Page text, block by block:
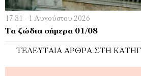
17:31 - 1 Αυγούστου 2026
Τα ζώδια σήμερα 01/08
ΤΕΛΕΥΤΑΊΑ ΆΡΘΡΑ ΣΤΗ